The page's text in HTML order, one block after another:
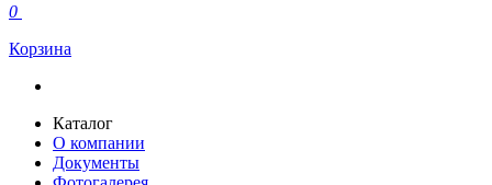
0
Корзина
Каталог
О компании
Документы